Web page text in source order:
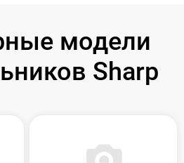
модели
Sharp